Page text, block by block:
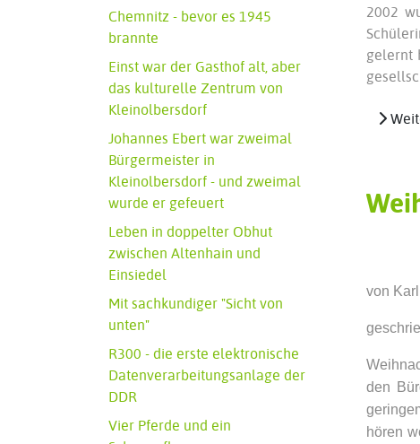
Chemnitz - bevor es 1945
brannte
Einst war der Gasthof alt, aber
das kulturelle Zentrum von
Kleinolbersdorf
Johannes Ebert war zweimal
Bürgermeister in
Kleinolbersdorf - und zweimal
wurde er gefeuert
Leben in doppelter Obhut
zwischen Altenhain und
Einsiedel
Mit sachkundiger "Sicht von
unten"
R300 - die erste elektronische
Datenverarbeitungsanlage der
DDR
Vier Pferde und ein
2002
gelernt
von
den
hören